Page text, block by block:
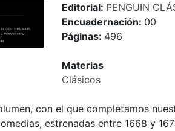
Editorial: PENGUIN
Encuadernación: 00
Páginas: 496
Materias
Clásicos
con el que completamos
estrenadas entre 1668 y